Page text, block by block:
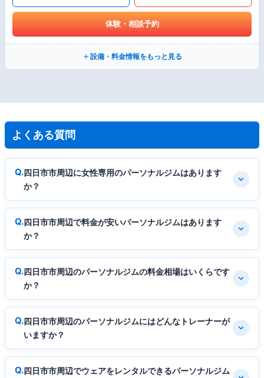
体験・相談予約
設備・料金情報をもっと見る
よくある質問
四日市市周辺に女性専用のパーソナルジムはあります
か？
四日市市周辺で料金が安いパーソナルジムはあります
か？
四日市市周辺のパーソナルジムの料金相場はいくらです
か？
四日市市周辺のパーソナルジムにはどんなトレーナーが
いますか？
四日市市周辺でウェアをレンタルできるパーソナルジム